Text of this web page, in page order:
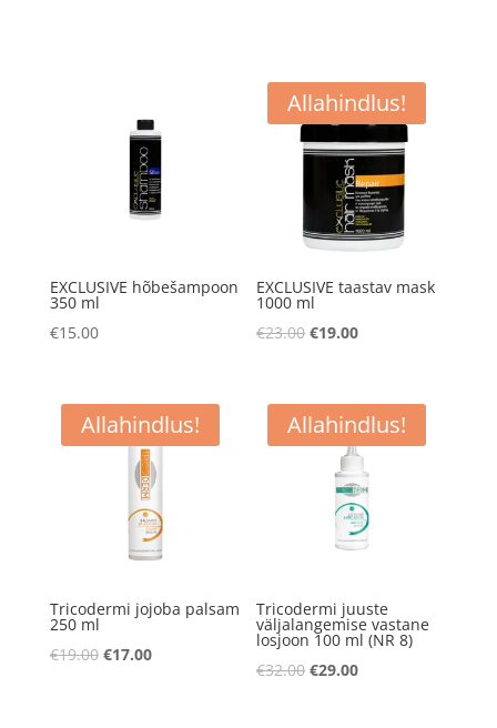
EXCLUSIVE hõbešampoon
350 ml
€15.00
Allahindlus!
EXCLUSIVE taastav mask
1000 ml
€23.00 Algne
€23.00.
€19.00Praegune
€19.00.
Allahindlus!
Tricodermi jojoba palsam
250 ml
€19.00 Algne
€17.00Praegune
Allahindlus!
Tricodermi juuste
väljalangemise vastane
losjoon 100 ml (NR 8)
€32.00 Algne
€29.00Praegune